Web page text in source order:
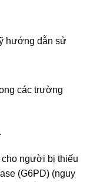
hướng dẫn sử
các trường
người bị thiếu
(G6PD) (nguy